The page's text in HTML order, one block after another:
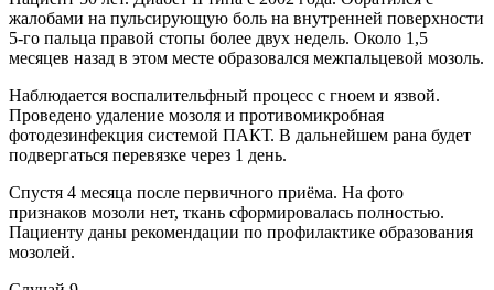
жалобами на пульсирующую боль на внутренней поверхности
5-го пальца правой стопы более двух недель. Около 1,5
месяцев назад в этом месте образовался межпальцевой мозоль.
Наблюдается воспалительфный процесс с гноем и язвой.
Проведено удаление мозоля и противомикробная
фотодезинфекция системой ПАКТ. В дальнейшем рана будет
подвергаться перевязке через 1 день.
Спустя 4 месяца после первичного приёма. На фото
признаков мозоли нет, ткань сформировалась полностью.
Пациенту даны рекомендации по профилактике образования
мозолей.